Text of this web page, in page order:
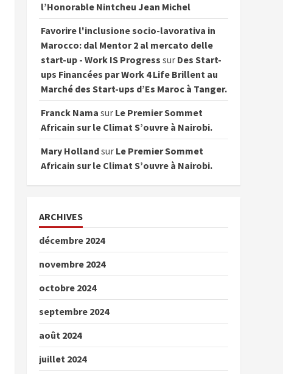
l’Honorable Nintcheu Jean Michel
Favorire l'inclusione socio-lavorativa in
Marocco: dal Mentor 2 al mercato delle
start-up - Work IS Progress sur Des Start-
ups Financées par Work 4 Life Brillent au
Marché des Start-ups d’Es Maroc à Tanger.
Franck Nama sur Le Premier Sommet
Africain sur le Climat S’ouvre à Nairobi.
Mary Hollandsur Le Premier Sommet
Africain sur le Climat S’ouvre à Nairobi.
ARCHIVES
décembre 2024
novembre 2024
octobre 2024
septembre 2024
août 2024
juillet 2024